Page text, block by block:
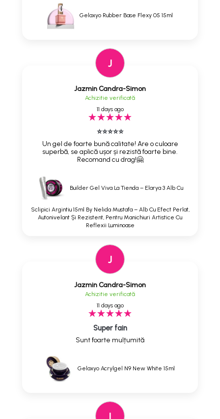
Gelaxyo Rubber Base Flexy 05 15ml
J
Jazmin Candra-Simon
Achizitie verificată
11 days ago
⭐⭐⭐⭐⭐
Un gel de foarte bună calitate! Are o culoare
superbă, se aplică ușor și rezistă foarte bine.
Recomand cu drag!🤗
Builder Gel Viva La Tienda – Elarya 3 Alb Cu
Sclipici Argintiu 15ml By Nelida Mustafa – Alb Cu Efect Perlat,
Autonivelant Și Rezistent, Pentru Manichiuri Artistice Cu
Reflexii Luminoase
J
Jazmin Candra-Simon
Achizitie verificată
11 days ago
Super fain
Sunt foarte mulțumită
Gelaxyo Acrylgel N9 New White 15ml